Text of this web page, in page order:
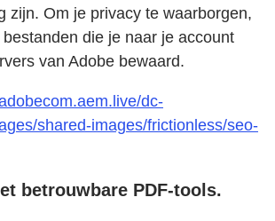
zijn. Om je privacy te waarborgen,
die je naar je account
van Adobe bewaard.
dc-
shared-images/frictionless/seo-
betrouwbare PDF-tools.